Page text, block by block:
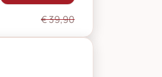
€ 39,90